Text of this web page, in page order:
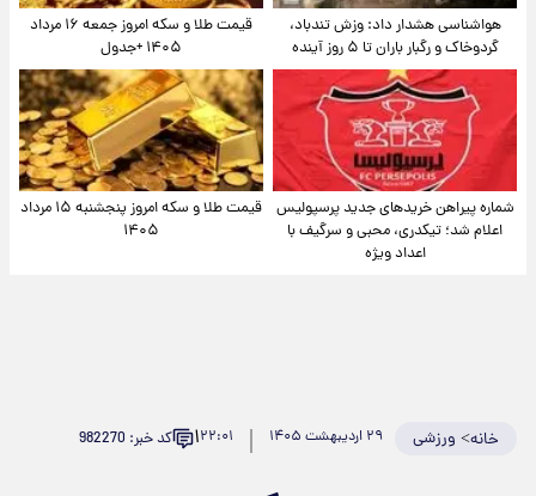
هواشناسی هشدار داد: وزش تندباد،
گردوخاک و رگبار باران تا ۵ روز آینده
قیمت طلا و سکه امروز جمعه ۱۶ مرداد
۱۴۰۵ +جدول
شماره پیراهن خریدهای جدید پرسپولیس
اعلام شد؛ تیکدری، محبی و سرگیف با
اعداد ویژه
قیمت طلا و سکه امروز پنجشنبه ۱۵ مرداد
۱۴۰۵
خانه> ورزشی ۲۹ اردیبهشت ۱۴۰۵ ۲۲:۰۱۱ کد خبر: 982270